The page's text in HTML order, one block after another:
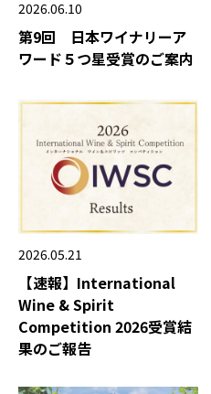
2026.06.10
第9回 日本ワイナリーア
ワード５つ星受賞のご案内
2026.05.21
【速報】International
Wine & Spirit
Competition 2026受賞結
果のご報告